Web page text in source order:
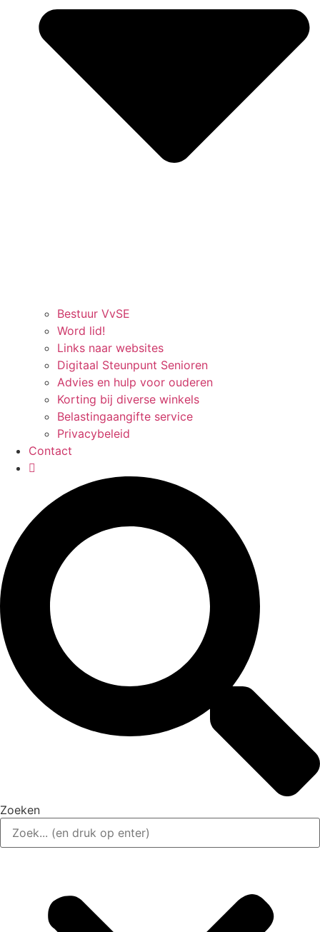
Bestuur VvSE
Word lid!
Links naar websites
Digitaal Steunpunt Senioren
Advies en hulp voor ouderen
Korting bij diverse winkels
Belastingaangifte service
Privacybeleid
Contact
Zoeken